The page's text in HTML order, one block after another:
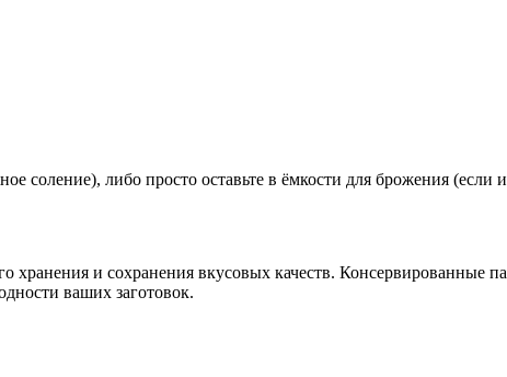
соление), либо просто оставьте в ёмкости для брожения (если
хранения и сохранения вкусовых качеств. Консервированные
ваших заготовок.